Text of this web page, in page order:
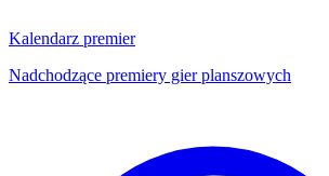
Kalendarz premier
Nadchodzące premiery gier planszowych